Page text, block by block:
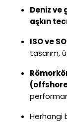
Deniz ve
aşkın
ISO ve
tasarım,
Herhangi